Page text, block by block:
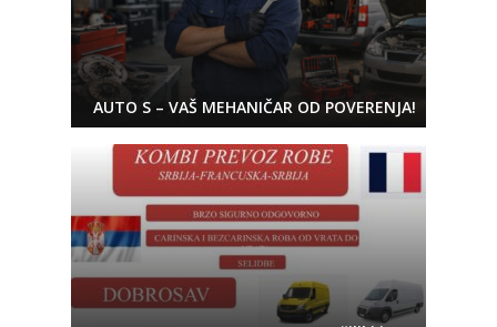
AUTO S – VAŠ MEHANIČAR OD POVERENJA!